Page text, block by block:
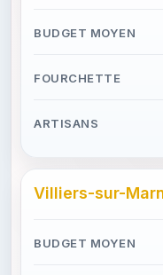
Villiers-sur-